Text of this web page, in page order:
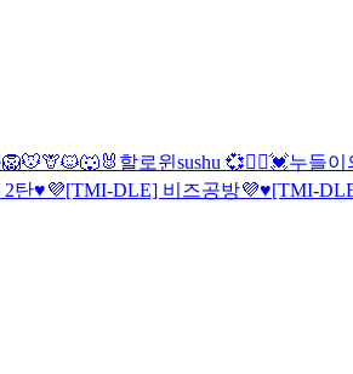
🦁🐭🦒🐱🐺🐰할로윈 sushu 💞👯‍♀️💓누들
탄♥️💜[TMI-DLE] 비즈공방💜♥️[TMI-